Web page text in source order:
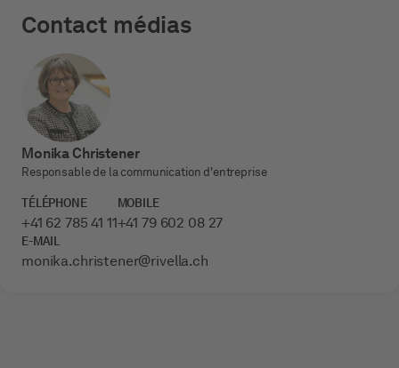
Contact médias
Monika Christener
Responsable de la communication d'entreprise
TÉLÉPHONE
+41 62 785 41 11
MOBILE
+41 79 602 08 27
E-MAIL
monika.christener­@rivella.ch